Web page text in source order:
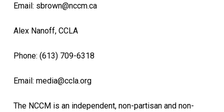
Email: sbrown@nccm.ca
Alex Nanoff, CCLA
Phone: (613) 709-6318
Email: media@ccla.org
The NCCM is an independent, non-partisan and non-